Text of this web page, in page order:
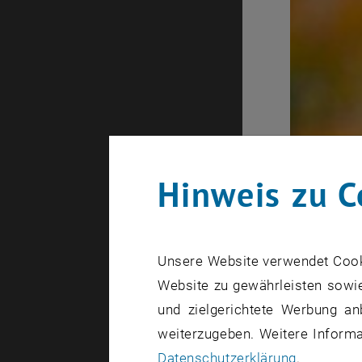
Hinweis zu
Unsere Website verwendet
Website zu gewährleisten
und zielgerichtete Werbung
weiterzugeben. Weitere
Datenschutzerklärung.